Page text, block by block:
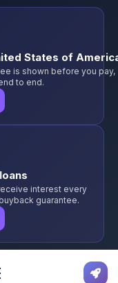
States of
is shown before you pay,
to end.
interest every
guarantee.